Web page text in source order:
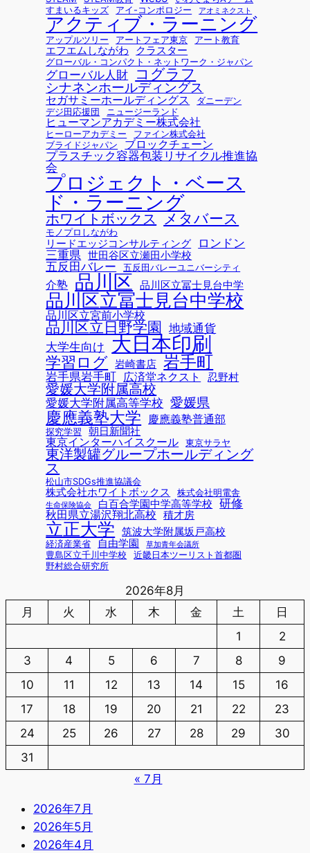
すまいるキッズ
アイ-コンポロジー アオミネクスト
アクティブ・ラーニング
アップルツリー アートフェア東京 アート教育
エフエムしながわ クラスター
グローバル・コンパクト・ネットワーク・ジャパン
グローバル人財 コグラフ
シナネンホールディングス
セガサミーホールディングス
ダニーデン
デジ田応援団
ニュージーランド
ヒューマンアカデミー株式会社
ヒーローアカデミー
ファイン株式会社
ブライドジャパン
ブロックチェーン
プラスチック容器包装リサイクル推進協
会
プロジェクト・ベース
ド・ラーニング
ホワイトボックス メタバース
モノプロしながわ
リードエッジコンサルティング
ロンドン
三重県
世田谷区立瀬田小学校
五反田バレー 五反田バレーユニバーシティ
介塾 品川区 品川区立冨士見台中学
品川区立冨士見台中学校
品川区立宮前小学校
品川区立日野学園 地域通貨
大学生向け 大日本印刷
学習ログ 岩崎書店 岩手町
岩手県岩手町 広済堂ネクスト 忍野村
愛媛大学附属高校
愛媛大学附属高等学校 愛媛県
慶應義塾大学 慶應義塾普通部
探究学習 朝日新聞社
東京インターハイスクール 東京サラヤ
東洋製罐グループホールディング
ス
松山市SDGs推進協議会
株式会社ホワイトボックス 株式会社明電舎
生命保険協会 白百合学園中学高等学校 研修
秋田県立湯沢翔北高校 積才房
立正大学 筑波大学附属坂戸高校
経済産業省 自由学園 草加青年会議所
豊島区立千川中学校
近畿日本ツーリスト首都圏
野村総合研究所
2026年8月
月
火 水 木 金 土
日
1
2
3
4 5 6 7 8
9
10
11 12 13 14 15
16
17
18 19 20 21 22
23
24
25 26 27 28 29
30
31
« 7月
2026年7月
2026年5月
2026年4月